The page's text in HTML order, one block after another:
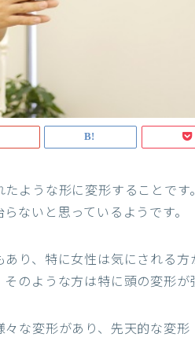
ような形に変形することです
ないと思っているようです。
り、特に女性は気にされる方
のような方は特に頭の変形が
な変形があり、先天的な変